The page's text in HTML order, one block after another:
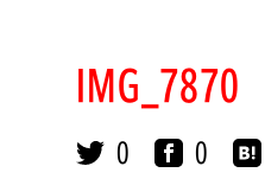
IMG_7870
0 0